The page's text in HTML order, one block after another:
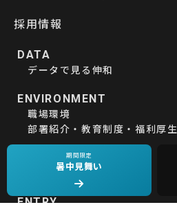
採用情報
DATA
データで見る伸和
ENVIRONMENT
職場環境
部署紹介・教育制度・福利厚生
社員たちの声、想い
ENTRY
期間限定
暑中見舞い